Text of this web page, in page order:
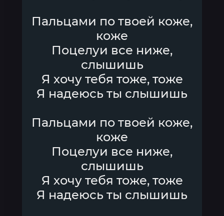
Пальцами по твоей коже,
коже
Поцелуи все ниже,
слышишь
Я хочу тебя тоже, тоже
Я надеюсь ты слышишь
Пальцами по твоей коже,
коже
Поцелуи все ниже,
слышишь
Я хочу тебя тоже, тоже
Я надеюсь ты слышишь